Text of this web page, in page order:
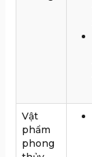
Vật
phẩm
phong